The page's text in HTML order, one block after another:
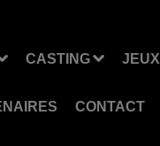
CASTING JEUX
CONTACT